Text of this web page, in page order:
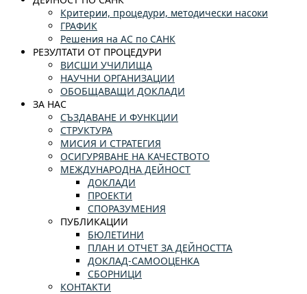
Критерии, процедури, методически насоки
ГРАФИК
Решения на АС по САНК
РЕЗУЛТАТИ ОТ ПРОЦЕДУРИ
ВИСШИ УЧИЛИЩА
НАУЧНИ ОРГАНИЗАЦИИ
ОБОБЩАВАЩИ ДОКЛАДИ
ЗА НАС
СЪЗДАВАНЕ И ФУНКЦИИ
СТРУКТУРА
МИСИЯ И СТРАТЕГИЯ
ОСИГУРЯВАНЕ НА КАЧЕСТВОТО
МЕЖДУНАРОДНА ДЕЙНОСТ
ДОКЛАДИ
ПРОЕКТИ
СПОРАЗУМЕНИЯ
ПУБЛИКАЦИИ
БЮЛЕТИНИ
ПЛАН И ОТЧЕТ ЗА ДЕЙНОСТТА
ДОКЛАД-САМООЦЕНКА
СБОРНИЦИ
КОНТАКТИ